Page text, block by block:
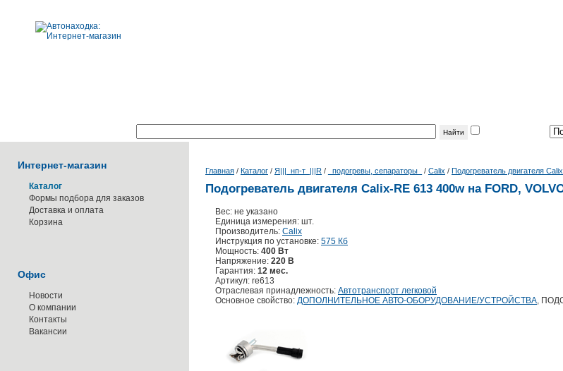
Интернет-магазин
Каталог
Формы подбора для заказов
Доставка и оплата
Корзина
Офис
Новости
О компании
Контакты
Вакансии
Главная / Каталог / Я|||_нп-т_|||R / _подогревы, сепараторы_ / Calix / Подогреватель двигателя Calix
Подогреватель двигателя Calix-RE 613 400w на FORD,
Вес: не указано
Единица измерения: шт.
Производитель: Calix
Инструкция по установке: 575 Кб
Мощность: 400 Вт
Напряжение: 220 В
Гарантия: 12 мес.
Артикул: re613
Отраслевая принадлежность: Автотранспорт легковой
Основное свойство: ДОПОЛНИТЕЛЬНОЕ АВТО-ОБОРУДОВАНИЕ/УСТРОЙСТВА,